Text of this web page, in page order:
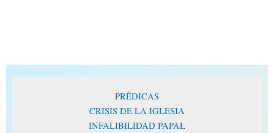
PRÉDICAS
CRISIS DE LA IGLESIA
INFALIBILIDAD PAPAL